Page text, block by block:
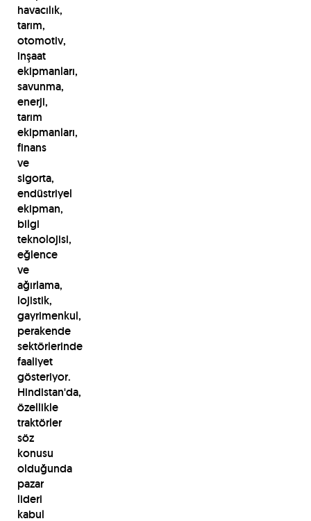
havacılık,
tarım,
otomotiv,
inşaat
ekipmanları,
savunma,
enerji,
tarım
ekipmanları,
finans
ve
sigorta,
endüstriyel
ekipman,
bilgi
teknolojisi,
eğlence
ve
ağırlama,
lojistik,
gayrimenkul,
perakende
sektörlerinde
faaliyet
gösteriyor.
Hindistan'da,
özellikle
traktörler
söz
konusu
olduğunda
pazar
lideri
kabul